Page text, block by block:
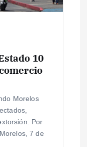
10
Morelos
Por
7 de